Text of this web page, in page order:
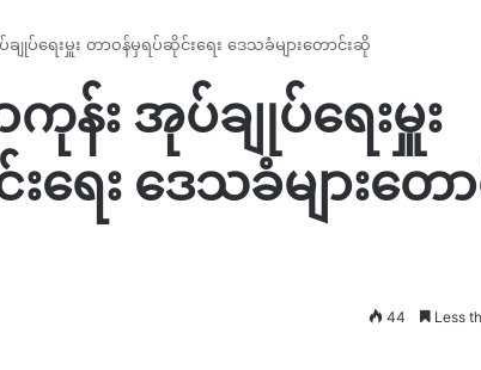
ပ်ရေးမှူး တာဝန်မှရပ်ဆိုင်းရေး ဒေသခံများတောင်းဆို
န်း အုပ်ချုပ်ရေးမှူး
ေး ဒေသခံများတော
44 Less